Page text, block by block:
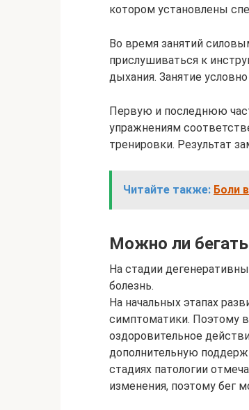
котором установлены
Во время занятий
прислушиваться к
дыхания. Занятие
Первую и последнюю
упражнениям
тренировки. Результат
Читайте также: Боли
Можно ли
На стадии
болезнь.
На начальных этапах
симптоматики. Поэтому
оздоровительное
дополнительную
стадиях патологии
изменения, поэтому бег